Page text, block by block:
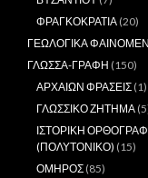
ΦΡΑΓΚΟΚΡΑΤΙΑ (20)
ΓΕΩΛΟΓΙΚΑ
ΓΛΩΣΣΑ-ΓΡΑΦΗ (150)
ΑΡΧΑΙΩΝ ΦΡΑΣΕΙΣ (1)
ΓΛΩΣΣΙΚΟ ΖΗΤΗΜΑ
ΙΣΤΟΡΙΚΗ
(ΠΟΛΥΤΟΝΙΚΟ) (15)
ΟΜΗΡΟΣ (85)